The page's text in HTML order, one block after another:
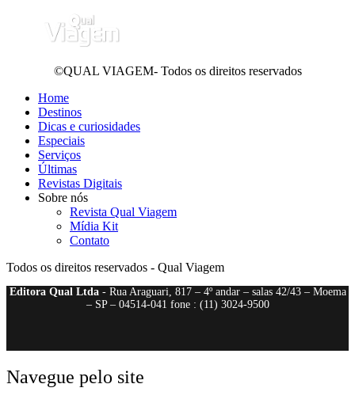
©QUAL VIAGEM- Todos os direitos reservados
Home
Destinos
Dicas e curiosidades
Especiais
Serviços
Últimas
Revistas Digitais
Sobre nós
Revista Qual Viagem
Mídia Kit
Contato
Todos os direitos reservados - Qual Viagem
Editora Qual Ltda- Rua Araguari, 817 – 4º andar – salas 42/43 – Moema
– SP – 04514-041 fone : (11) 3024-9500
Navegue pelo site